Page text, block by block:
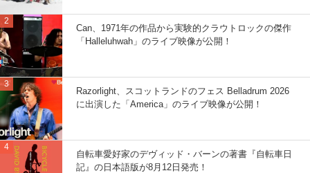
Can、1971年の作品から実験的クラウトロックの傑作
「Halleluhwah」のライブ映像が公開！
Razorlight、スコットランドのフェス Belladrum 2026
に出演した「America」のライブ映像が公開！
自転車愛好家のデヴィッド・バーンの著書『自転車日
記』の日本語版が8月12日発売！